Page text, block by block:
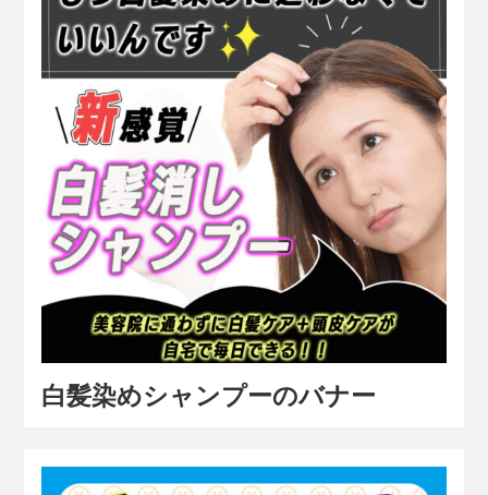
白髪染めシャンプーのバナー